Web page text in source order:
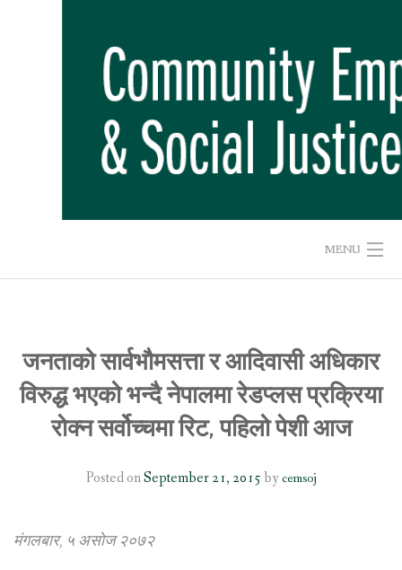
MENU
ABOUT US
ADVOCACY CAMPAIGNS
SOCIO-ECONOMIC EMPOWERMENT
SOLAR IRRIGATION PUMP DISTRIBUTION IN GULARIYA
जनताको सार्वभौमसत्ता र आदिवासी अधिकार
विरुद्ध भएको भन्दै नेपालमा रेडप्लस प्रक्रिया
रोक्न सर्वोच्चमा रिट, पहिलो पेशी आज
Posted onSeptember 21, 2015by cemsoj
मंगलबार, ५ असोज २०७२